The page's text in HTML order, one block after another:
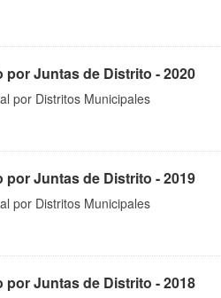
Juntas de Distrito - 2020
por Distritos Municipales
Juntas de Distrito - 2019
por Distritos Municipales
Juntas de Distrito - 2018